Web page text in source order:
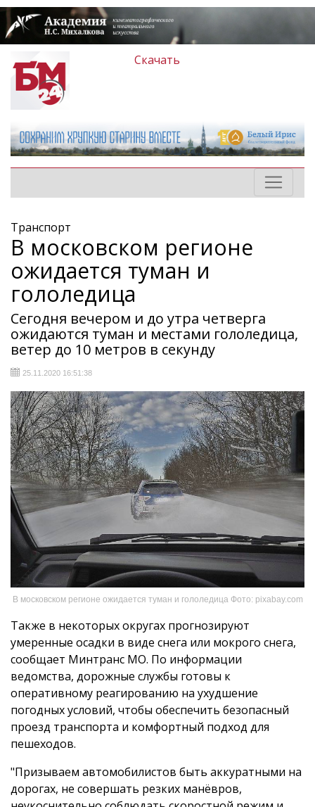
Скачать
Транспорт
В московском регионе
ожидается туман и
гололедица
Сегодня вечером и до утра четверга
ожидаются туман и местами гололедица,
ветер до 10 метров в секунду
25.11.2020 16:51:38
В московском регионе ожидается туман и гололедица Фото: pixabay.com
Также в некоторых округах прогнозируют
умеренные осадки в виде снега или мокрого снега,
сообщает Минтранс МО. По информации
ведомства, дорожные службы готовы к
оперативному реагированию на ухудшение
погодных условий, чтобы обеспечить безопасный
проезд транспорта и комфортный подход для
пешеходов.
"Призываем автомобилистов быть аккуратными на
дорогах, не совершать резких манёвров,